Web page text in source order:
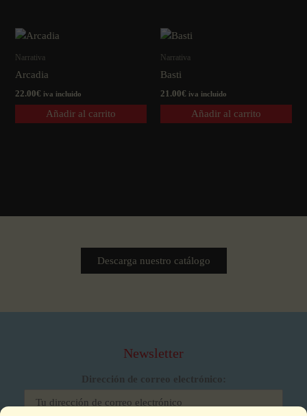
Narrativa
Arcadia
22.00€ iva incluido
Añadir al carrito
Narrativa
Basti
21.00€ iva incluido
Añadir al carrito
Descarga nuestro catálogo
Newsletter
Dirección de correo electrónico: